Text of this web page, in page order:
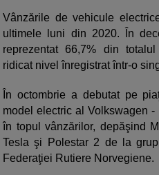
Vânzările de vehicule
ultimele luni din 2020. În
reprezentat 66,7% din
ridicat nivel înregistrat într-o
În octombrie a debutat pe
model electric al Volkswagen -
în topul vânzărilor, depăşind
Tesla şi Polestar 2 de la
Federaţiei Rutiere Norvegiene.